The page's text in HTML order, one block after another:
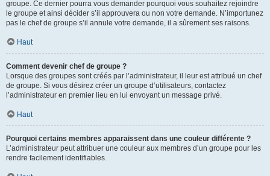
groupe. Ce dernier pourra vous demander pourquoi vous souhaitez rejoindre
le groupe et ainsi décider s’il approuvera ou non votre demande. N’importunez
pas le chef de groupe s’il annule votre demande, il a sûrement ses raisons.
Haut
Comment devenir chef de groupe ?
Lorsque des groupes sont créés par l’administrateur, il leur est attribué un chef
de groupe. Si vous désirez créer un groupe d’utilisateurs, contactez
l’administrateur en premier lieu en lui envoyant un message privé.
Haut
Pourquoi certains membres apparaissent dans une couleur différente ?
L’administrateur peut attribuer une couleur aux membres d’un groupe pour les
rendre facilement identifiables.